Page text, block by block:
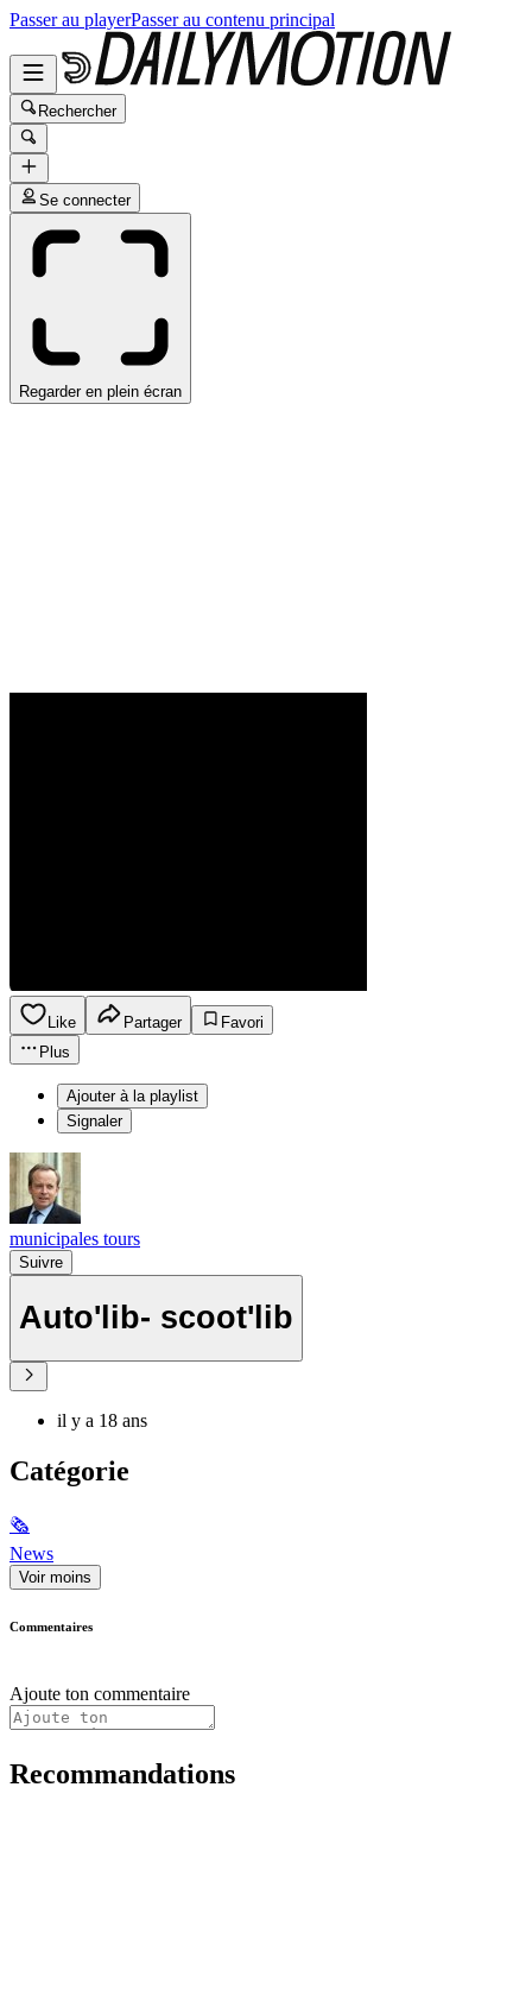
Passer au playerPasser au contenu principal
Rechercher
Se connecter
Regarder en plein écran
Like Partager
Favori
Plus
Ajouter à la playlist
Signaler
municipales tours
Suivre
Auto'lib- scoot'lib
il y a 18 ans
Catégorie
🗞
News
Voir moins
Commentaires
Ajoute ton commentaire
Recommandations